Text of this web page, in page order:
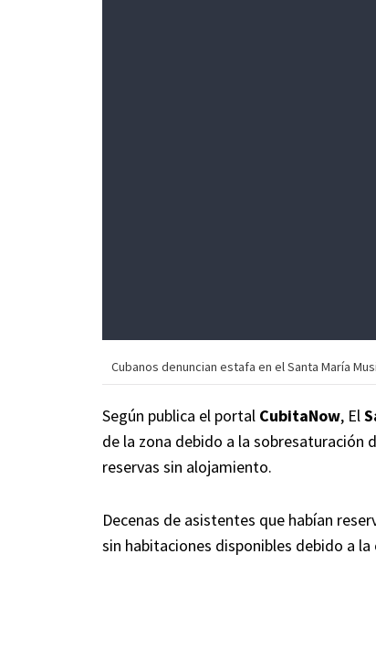
Cubanos denuncian estafa en el Santa María
Según publica el portal CubitaNow, El
de la zona debido a la sobresaturación
reservas sin alojamiento.
Decenas de asistentes que habían
sin habitaciones disponibles debido a